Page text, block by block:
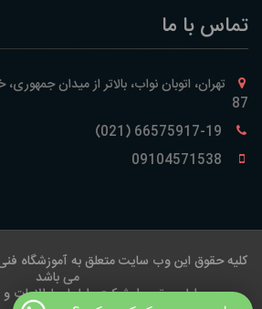
تماس با ما
تهران، اتوبان نواب، بالاتر از میدان
87
کلیه حقوق این وب سایت متعلق به آموزشگاه
می باشد
طراحی توسط شرکت طراحان اطلاعات و